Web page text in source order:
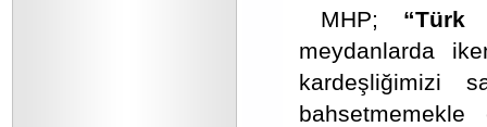
MHP; “Türk
meydanlarda
kardeşliğimizi